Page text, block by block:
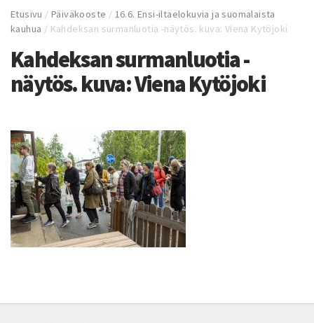
Etusivu /Päiväkooste / 16.6. Ensi-iltaelokuvia ja suomalaista
kauhua / Kahdeksan surmanluotia -näytös. kuva: Viena Kytöjoki
Kahdeksan surmanluotia -
näytös. kuva: Viena Kytöjoki